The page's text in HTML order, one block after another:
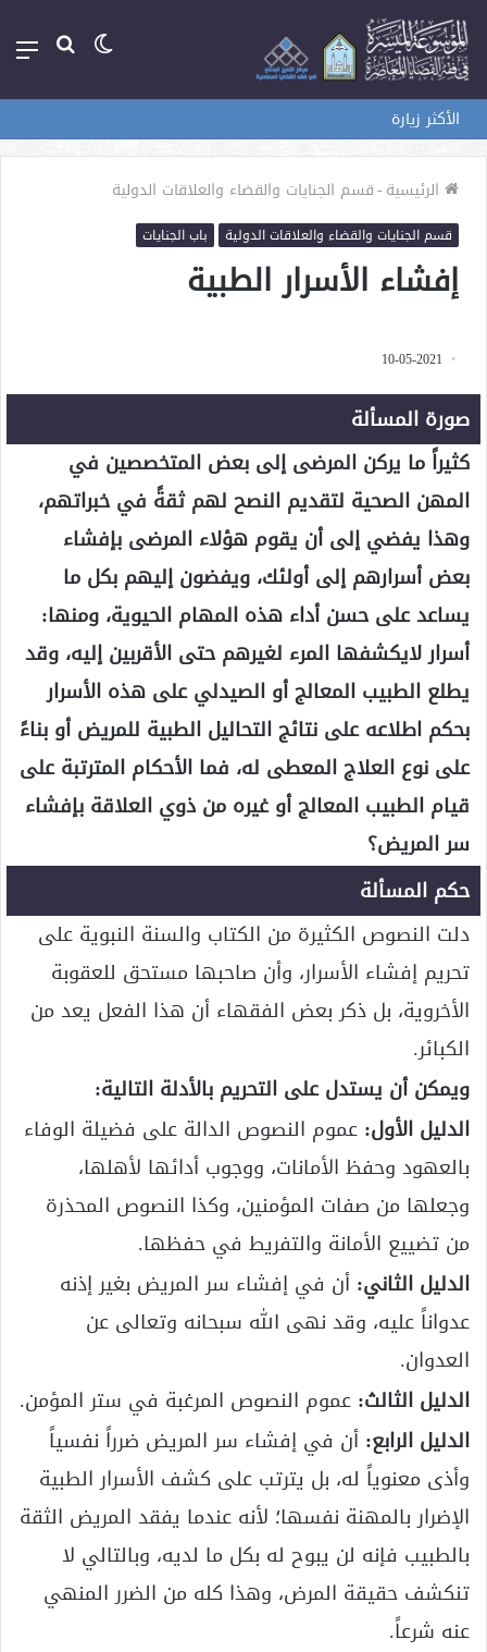
بحث الوضع
الأكثر زيارة
الرئيسية-قسم الجنايات والقضاء والعلاقات الدولية
قسم الجنايات والقضاء والعلاقات الدولية باب الجنايات
إفشاء الأسرار الطبية
10-05-2021
صورة المسألة
كثيراً ما يركن المرضى إلى بعض المتخصصين في
المهن الصحية لتقديم النصح لهم ثقةً في خبراتهم،
وهذا يفضي إلى أن يقوم هؤلاء المرضى بإفشاء
بعض أسرارهم إلى أولئك، ويفضون إليهم بكل ما
يساعد على حسن أداء هذه المهام الحيوية، ومنها:
أسرار لايكشفها المرء لغيرهم حتى الأقربين إليه، وقد
يطلع الطبيب المعالج أو الصيدلي على هذه الأسرار
بحكم اطلاعه على نتائج التحاليل الطبية للمريض أو بناءً
على نوع العلاج المعطى له، فما الأحكام المترتبة على
قيام الطبيب المعالج أو غيره من ذوي العلاقة بإفشاء
سر المريض؟
حكم المسألة
دلت النصوص الكثيرة من الكتاب والسنة النبوية على
تحريم إفشاء الأسرار، وأن صاحبها مستحق للعقوبة
الأخروية، بل ذكر بعض الفقهاء أن هذا الفعل يعد من
الكبائر.
ويمكن أن يستدل على التحريم بالأدلة التالية:
الدليل الأول: عموم النصوص الدالة على فضيلة الوفاء
بالعهود وحفظ الأمانات، ووجوب أدائها لأهلها،
وجعلها من صفات المؤمنين، وكذا النصوص المحذرة
من تضييع الأمانة والتفريط في حفظها.
الدليل الثاني: أن في إفشاء سر المريض بغير إذنه
عدواناً عليه، وقد نهى الله سبحانه وتعالى عن
العدوان.
الدليل الثالث: عموم النصوص المرغبة في ستر المؤمن.
الدليل الرابع: أن في إفشاء سر المريض ضرراً نفسياً
وأذى معنوياً له، بل يترتب على كشف الأسرار الطبية
الإضرار بالمهنة نفسها؛ لأنه عندما يفقد المريض الثقة
بالطبيب فإنه لن يبوح له بكل ما لديه، وبالتالي لا
تنكشف حقيقة المرض، وهذا كله من الضرر المنهي
عنه شرعاً.